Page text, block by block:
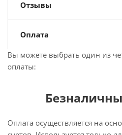
Отзывы
Оплата
Вы можете выбрать один из
оплаты:
Оплата осуществляется на